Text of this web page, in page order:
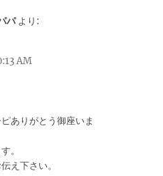
パ より:
AM
ありがとう御座いま
。
え下さい。